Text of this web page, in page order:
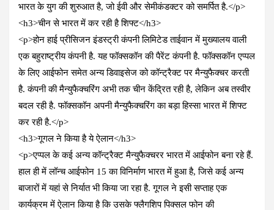
भारत के युग की शुरुआत है, जो ईवी और सेमीकंडक्टर को समर्पित है.</p>
<h3>चीन से भारत में कर रही है शिफ्ट</h3>
<p>होन हाई प्रीसिजन इंडस्ट्री कंपनी लिमिटेड ताईवान में मुख्यालय वाली
एक बहुराष्ट्रीय कंपनी है. यह फॉक्सकॉन की पैरेंट कंपनी है. फॉक्सकॉन एप्पल
के लिए आईफोन समेत अन्य डिवाइसेज को कॉन्ट्रैक्ट पर मैन्युफैक्चर करती
है. कंपनी की मैन्युफैक्चरिंग अभी तक चीन केंद्रित रही है, लेकिन अब तस्वीर
बदल रही है. फॉक्सकॉन अपनी मैन्युफैक्चरिंग का बड़ा हिस्सा भारत में शिफ्ट
कर रही है.</p>
<h3>गूगल ने किया है ये ऐलान</h3>
<p>एप्पल के कई अन्य कॉन्ट्रैक्ट मैन्यु्फैक्चरर भारत में आईफोन बना रहे हैं.
हाल ही में लॉन्च आईफोन 15 का विनिर्माण भारत में हुआ है, जिसे कई अन्य
बाजारों में यहां से निर्यात भी किया जा रहा है. गूगल ने इसी सप्ताह एक
कार्यक्रम में ऐलान किया है कि उसके फ्लैगशिप पिक्सल फोन की